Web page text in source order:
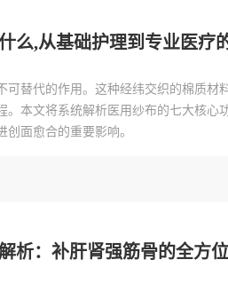
么,从基础护理到专业医疗
替代的作用。这种经纬交织的棉质材
。本文将系统解析医用纱布的七大核心
面愈合的重要影响。
析：补肝肾强筋骨的全方